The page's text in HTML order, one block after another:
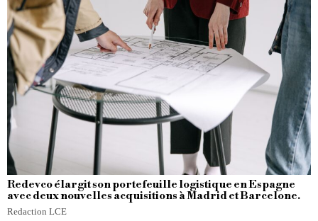
Redevco élargit son portefeuille logistique en Espagne
avec deux nouvelles acquisitions à Madrid et Barcelone.
Redaction LCE